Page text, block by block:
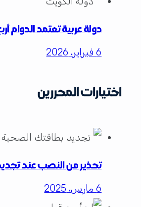
دولة عربية تعتمد
6 فبراير، 2026
اختيارات المحررين
تحذير من النصب عند
6 مارس، 2025